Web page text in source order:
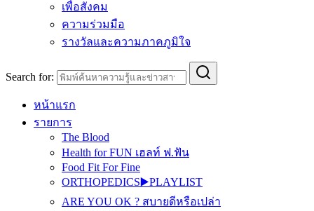
เพื่อสังคม
ความร่วมมือ
รางวัลและความภาคภูมิใจ
Search for:
หน้าแรก
รายการ
The Blood
Health for FUN เฮลท์ ฟ.ฟัน
Food Fit For Fine
ORTHOPEDICS▶️PLAYLIST
ARE YOU OK ? สบายดีหรือเปล่า